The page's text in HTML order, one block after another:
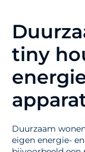
tiny
Duurzaam
eigen energie-